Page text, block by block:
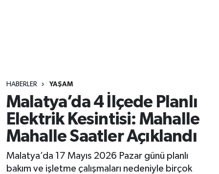
HABERLER YAŞAM
Malatya’da 4 İlçede Planlı
Elektrik Kesintisi: Mahalle
Mahalle Saatler Açıklandı
Malatya’da 17 Mayıs 2026 Pazar günü planlı
bakım ve işletme çalışmaları nedeniyle birçok
Yaşam